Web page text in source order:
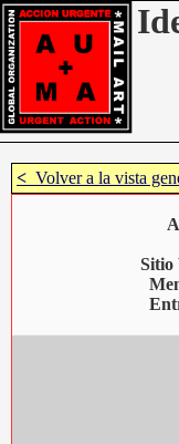
< Volver a la vista
Sitio